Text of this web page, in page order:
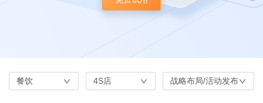
餐饮 4S店 战略布局/活动发布